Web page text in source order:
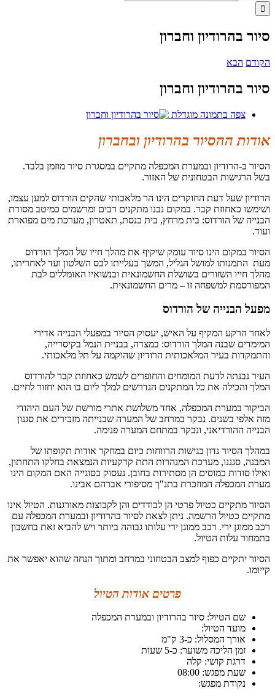
סיור בהרודיון וחברון
הקודם הבא
סיור בהרודיון וחברון
צפה בתמונה מוגדלת
אודות ההסיור בהרודיון ובחברון
הסיור ב-הרודיון ובמערת המכפלה מתקיים במסגרת סיור מוזמן בלבד.
בשל הרגישות הבטחונית של האזור.
הרודיון שעל דעת החוקרים הינו הר מלאכותי שהקים הורדוס למען עצמו,
ושימשו כאחוזת קבר. במקום נבנו מתקנים רבים ומרשמים כמיטב מסורת
הבנייה של הורדוס: בית מרחץ, בית כנסת, תאטרון, מערכת מים מפוארת
ועוד.
הסיור במקום הינו סיור עומק שיקיף את מהלך חייו של המלך הורדוס
מעת התמנותו למושל הגליל, המשך בעלייתו לכס השלטון ועד לאחריתו,
מהלך חייו השזורים בשושלת החשמונאית ובנשואיו האומללים לבת
המפורסמת למשפחה זו – מרים החשמונאית.
מפעל הבנייה של הורדוס
לאחר הרקע המקיף על האיש, יעסוק הסיור במפעלי הבנייה אדירי
המימדים שבנה המלך הורדוס: במצדה, בבניית הנמל בקיסרייה,
והתמקדות בעיר המלאכותית הרודיון שהוקמה על תל מלאכותי.
העיר נבנתה לדעת המומחים והחופרים לשמש כאחוזת קבר להורדוס
המלך והכילה את כל המתקנים הנדרשים למלך ליום בו הוא יחזור לחיים.
הביקור במערת המכפלה, אחד משלושת אתרי מורשת של העם היהודי
מזה אלפי בשנים. נבקר במרחב של המערה שבנייתה מזכירים את סגנון
הבנייה ההורדיאני, ונבקר במתחם המערה פנימה.
במהלך הסיור נדון בגישות הרווחות כיום במחקר אודות תקופתו של
המבנה, סגננו, מערכת המנהרות התת קרקעיות הנמצאת בחלקו התחתון,
ואילו סודות כמוסים הן מסתירות בחובן. נעסוק בסוגייה האם המקום הינו
מערת המכפלה המוזכרת בתנ"ך מסיפורי אברהם אבינו.
הסיור מתקיים כטיול פרטי הן לבודדים והן לקבוצות מאורגנות. הטיול אינו
מתקיים כטיול הרשמה. ניתן לצאת לסיור בהרודיון ובמערת המכפלה עם
רכב ממוגן ירי. רכב ממוגן ירי עלותו גבוהה ביותר ויש להביא זאת בחשבון
בתמחור עלות הטיול.
הסיור יתקיים כפוף למצב הבטחוני במרחב ומתוך הנחה שהוא יאפשר את
קייומו.
פרטים אודות הטיול
שם הטיול: סיור בהרודיון ובמערת המכפלה
מועד הטיול:
אורך המסלול: כ-3 ק"מ
זמן הליכה משוער: כ-5 שעות
דרגת קושי: קלה
שעת מפגש: 08:00
נקודת מפגש: